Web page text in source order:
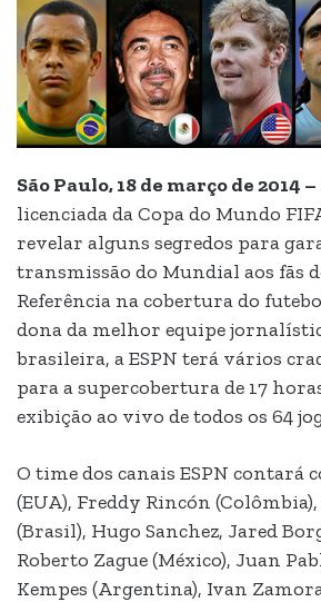
São Paulo, 18 de março de 2014 –
licenciada da Copa do Mundo
revelar alguns segredos para
transmissão do Mundial aos fãs
Referência na cobertura do
dona da melhor equipe
brasileira, a ESPN terá vários
para a supercobertura de 17
exibição ao vivo de todos os 64
O time dos canais ESPN contará
(EUA), Freddy Rincón
(Brasil), Hugo Sanchez, Jared
Roberto Zague (México), Juan
Kempes (Argentina), Ivan